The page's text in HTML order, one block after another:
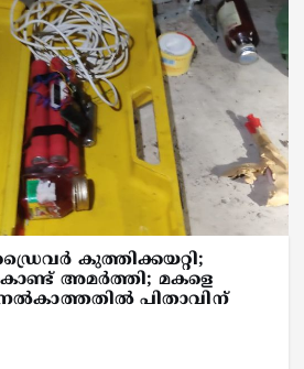
കുത്തിക്കയറ്റി;
അമര്‍ത്തി; മകളെ
പിതാവിന്